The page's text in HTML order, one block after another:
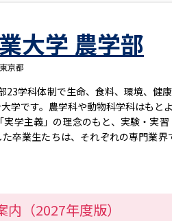
大学 農学部
京都
23学科体制で生命、食料、環境、健
学です。農学科や動物科学科はも
実学主義」の理念のもと、実験・実
卒業生たちは、それぞれの専門業
厚木キャンパスを、北海道に北海
内（2027年度版）